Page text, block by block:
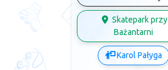
Skatepark przy
Bażantarni
Karol Pałyga